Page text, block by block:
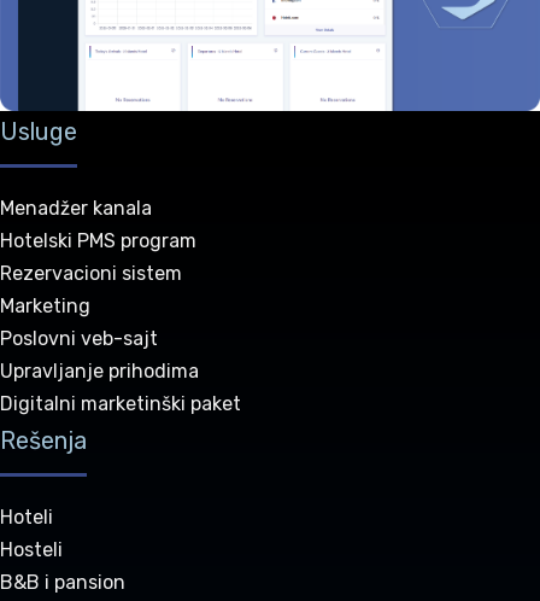
Usluge
Menadžer kanala
Hotelski PMS program
Rezervacioni sistem
Marketing
Poslovni veb-sajt
Upravljanje prihodima
Digitalni marketinški paket
Rešenja
Hoteli
Hosteli
B&B i pansion